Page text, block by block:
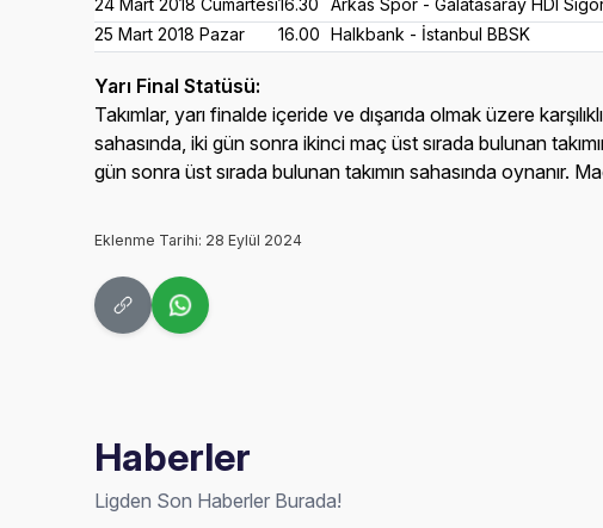
24 Mart 2018 Cumartesi16.30 Arkas Spor - Galatasaray HDI
25 Mart 2018 Pazar
16.00 Halkbank - İstanbul BBSK
Yarı Final Statüsü:
Takımlar, yarı finalde içeride ve dışarıda olmak üzere
sahasında, iki gün sonra ikinci maç üst sırada bulunan
gün sonra üst sırada bulunan takımın sahasında oynanır.
Eklenme Tarihi: 28 Eylül 2024
Haberler
Ligden Son Haberler Burada!